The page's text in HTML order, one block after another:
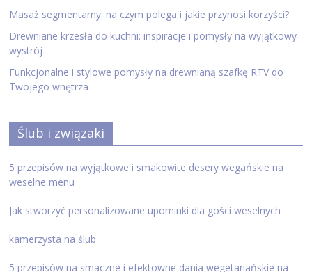
Masaż segmentarny: na czym polega i jakie przynosi korzyści?
Drewniane krzesła do kuchni: inspiracje i pomysły na wyjątkowy
wystrój
Funkcjonalne i stylowe pomysły na drewnianą szafkę RTV do
Twojego wnętrza
Ślub i związaki
5 przepisów na wyjątkowe i smakowite desery wegańskie na
weselne menu
Jak stworzyć personalizowane upominki dla gości weselnych
kamerzysta na ślub
5 przepisów na smaczne i efektowne dania wegetariańskie na